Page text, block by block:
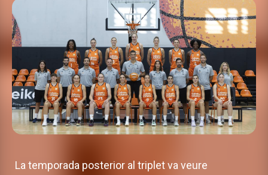
La temporada posterior al triplet va veure